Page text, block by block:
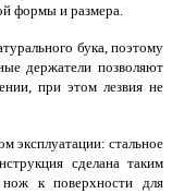
формы и размера.
бука, поэтому
держатели позволяют
при этом лезвия не
эксплуатации: стальное
сделана таким
нож к поверхности для